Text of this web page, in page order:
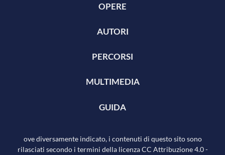
OPERE
AUTORI
PERCORSI
MULTIMEDIA
GUIDA
ove diversamente indicato, i contenuti di questo sito sono
rilasciati secondo i termini della licenza CC Attribuzione 4.0-